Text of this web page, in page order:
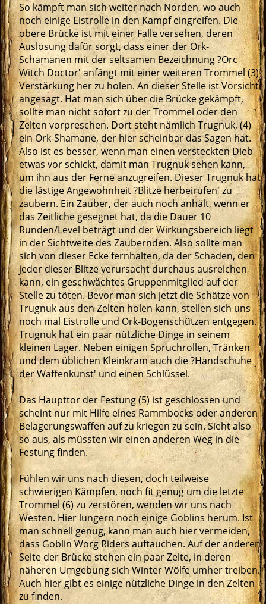
So kämpft man sich weiter nach Norden, wo auch
noch einige Eistrolle in den Kampf eingreifen. Die
obere Brücke ist mit einer Falle versehen, deren
Auslösung dafür sorgt, dass einer der Ork-
Schamanen mit der seltsamen Bezeichnung ?Orc
Witch Doctor' anfängt mit einer weiteren Trommel (3)
Verstärkung her zu holen. An dieser Stelle ist Vorsicht
angesagt. Hat man sich über die Brücke gekämpft,
sollte man nicht sofort zu der Trommel oder den
Zelten vorpreschen. Dort steht nämlich Trugnuk, (4)
ein Ork-Shamane, der hier scheinbar das Sagen hat.
Also ist es besser, wenn man einen versteckten Dieb
etwas vor schickt, damit man Trugnuk sehen kann,
um ihn aus der Ferne anzugreifen. Dieser Trugnuk hat
die lästige Angewohnheit ?Blitze herbeirufen' zu
zaubern. Ein Zauber, der auch noch anhält, wenn er
das Zeitliche gesegnet hat, da die Dauer 10
Runden/Level beträgt und der Wirkungsbereich liegt
in der Sichtweite des Zaubernden. Also sollte man
sich von dieser Ecke fernhalten, da der Schaden, den
jeder dieser Blitze verursacht durchaus ausreichen
kann, ein geschwächtes Gruppenmitglied auf der
Stelle zu töten. Bevor man sich jetzt die Schätze von
Trugnuk aus den Zelten holen kann, stellen sich uns
noch mal Eistrolle und Ork-Bogenschützen entgegen.
Trugnuk hat ein paar nützliche Dinge in seinem
kleinen Lager. Neben einigen Spruchrollen, Tränken
und dem üblichen Kleinkram auch die ?Handschuhe
der Waffenkunst' und einen Schlüssel.
Das Haupttor der Festung (5) ist geschlossen und
scheint nur mit Hilfe eines Rammbocks oder anderen
Belagerungswaffen auf zu kriegen zu sein. Sieht also
so aus, als müssten wir einen anderen Weg in die
Festung finden.
Fühlen wir uns nach diesen, doch teilweise
schwierigen Kämpfen, noch fit genug um die letzte
Trommel (6) zu zerstören, wenden wir uns nach
Westen. Hier lungern noch einige Goblins herum. Ist
man schnell genug, kann man auch hier vermeiden,
dass Goblin Worg Riders auftauchen. Auf der anderen
Seite der Brücke stehen ein paar Zelte, in deren
näheren Umgebung sich Winter Wölfe umher treiben.
Auch hier gibt es einige nützliche Dinge in den Zelten
zu finden.